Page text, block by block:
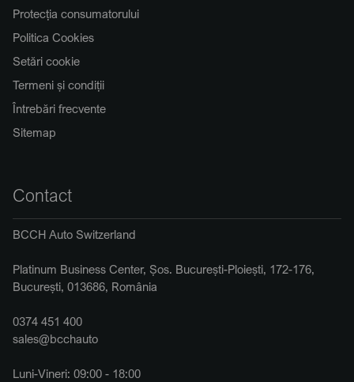
Protecția consumatorului
Politica Cookies
Setări cookie
Termeni și condiții
Întrebări frecvente
Sitemap
Contact
BCCH Auto Switzerland
Platinum Business Center, Șos. București-Ploiești, 172-176,
București, 013686, România
0374 451 400
sales@bcchauto
Luni-Vineri: 09:00 - 18:00